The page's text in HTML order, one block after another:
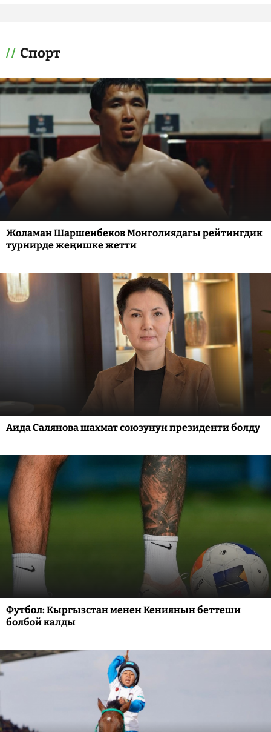
Спорт
Жоламан Шаршенбеков Монголиядагы рейтингдик
турнирде жеңишке жетти
Аида Салянова шахмат союзунун президенти болду
Футбол: Кыргызстан менен Кениянын беттеши
болбой калды